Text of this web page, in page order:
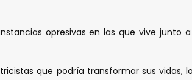
opresivas en las que vive junto
que podría transformar sus vidas,